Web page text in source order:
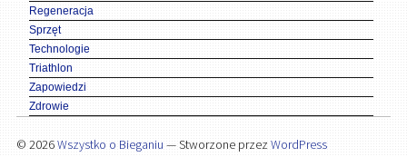
Regeneracja
Sprzęt
Technologie
Triathlon
Zapowiedzi
Zdrowie
© 2026Wszystko o Bieganiu — Stworzone przez WordPress